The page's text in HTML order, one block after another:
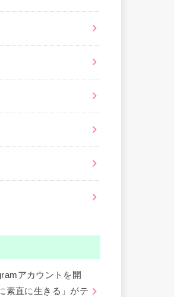
アカウントを開
素直に生きる」がテ